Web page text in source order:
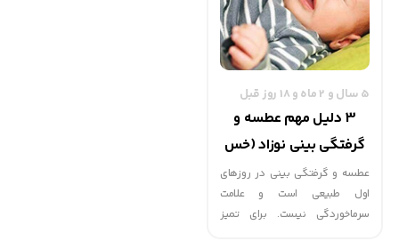
5 سال و 2 ماه و 18 روز قبل
3 دلیل مهم عطسه و
گرفتگی بینی نوزاد (خس
خس کردن و کیپ بودن
بینی )
عطسه و گرفتگی بینی در روزهای
اول طبیعی است و علامت
سرماخوردگی نیست. برای تمیز